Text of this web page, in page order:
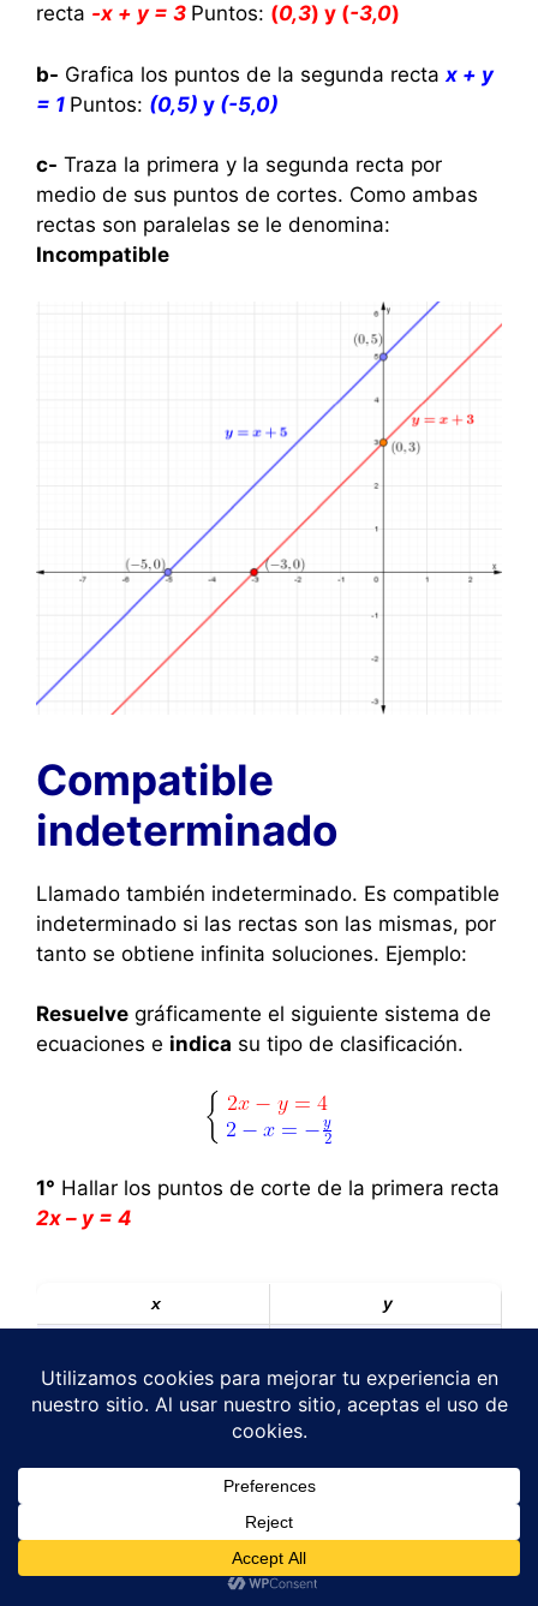
recta -x + y = 3 Puntos: (0,3) y (-3,0)
b- Grafica los puntos de la segunda recta x + y
= 1 Puntos: (0,5) y (-5,0)
c- Traza la primera y la segunda recta por
medio de sus puntos de cortes. Como ambas
rectas son paralelas se le denomina:
Incompatible
Compatible
indeterminado
Llamado también indeterminado. Es compatible
indeterminado si las rectas son las mismas, por
tanto se obtiene infinita soluciones. Ejemplo:
Resuelve gráficamente el siguiente sistema de
ecuaciones e indica su tipo de clasificación.
1° Hallar los puntos de corte de la primera recta
2x – y = 4
x y
Se sustituye el valor dex=
0
Se sustituye el valor de y =
0
y = -4 x = 2